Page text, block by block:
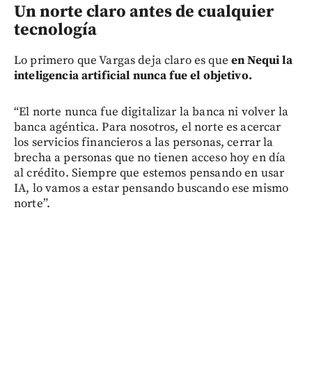
Un norte claro antes de cualquier
tecnología
Lo primero que Vargas deja claro es que en Nequi la
inteligencia artificial nunca fue el objetivo.
“El norte nunca fue digitalizar la banca ni volver la
banca agéntica. Para nosotros, el norte es acercar
los servicios financieros a las personas, cerrar la
brecha a personas que no tienen acceso hoy en día
al crédito. Siempre que estemos pensando en usar
IA, lo vamos a estar pensando buscando ese mismo
norte”.